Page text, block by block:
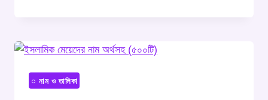
○ নাম ও তালিকা